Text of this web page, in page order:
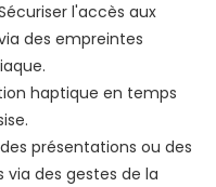
l'accès aux
des empreintes
haptique en temps
présentations ou des
des gestes de la